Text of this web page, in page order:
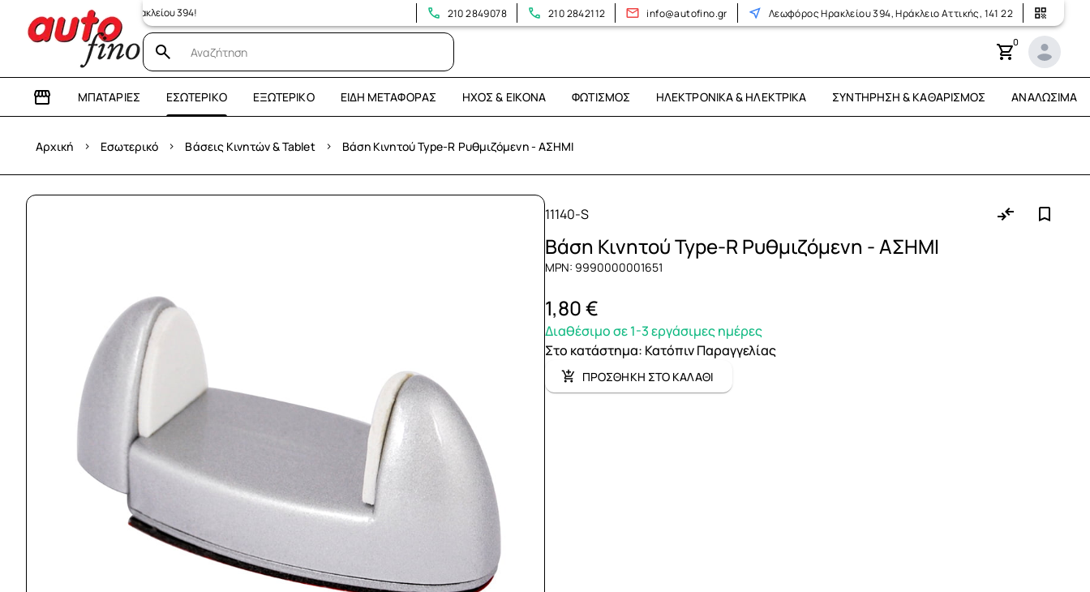
Λεωφόρος Ηρακλείου 394! 210 2849078 210 2842112 info@autofino.gr Λεωφόρος Ηρακλείου 394, Ηράκλειο Αττικής, 141 22
0
ΜΠΑΤΑΡΊΕΣ ΕΣΩΤΕΡΙΚΌ ΕΞΩΤΕΡΙΚΌ ΕΊΔΗ ΜΕΤΑΦΟΡΆΣ ΉΧΟΣ & ΕΙΚΌΝΑ ΦΩΤΙΣΜΌΣ ΗΛΕΚΤΡΟΝΙΚΆ & ΗΛΕΚΤΡΙΚΆ ΣΥΝΤΉΡΗΣΗ & ΚΑΘΑΡΙΣΜΌΣ ΑΝΑΛΏΣΙΜΑ
Αρχική › Εσωτερικό › Βάσεις Κινητών & Tablet › Βάση Κινητού Type-R Ρυθμιζόμενη - ΑΣΗΜΙ
11140-S
Βάση Κινητού Type-R Ρυθμιζόμενη - ΑΣΗΜΙ
MPN: 9990000001651
1,80 €
Διαθέσιμο σε 1-3 εργάσιμες ημέρες
Στο κατάστημα: Κατόπιν Παραγγελίας
ΠΡΟΣΘΗΚΗ ΣΤΟ ΚΑΛΑΘΙ